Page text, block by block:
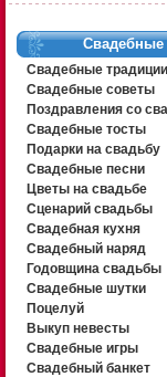
Свадебные
Свадебные традиции
Свадебные советы
Поздравления со
Свадебные тосты
Подарки на свадьбу
Свадебные песни
Цветы на свадьбе
Сценарий свадьбы
Свадебная кухня
Свадебный наряд
Годовщина свадьбы
Свадебные шутки
Поцелуй
Выкуп невесты
Свадебные игры
Свадебный банкет